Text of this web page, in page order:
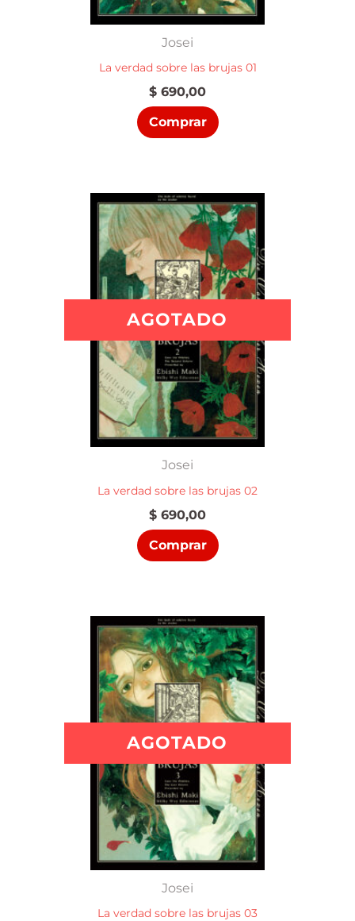
Josei
La verdad sobre las brujas 01
$ 690,00
Comprar
AGOTADO
Josei
La verdad sobre las brujas 02
$ 690,00
Comprar
AGOTADO
Josei
La verdad sobre las brujas 03